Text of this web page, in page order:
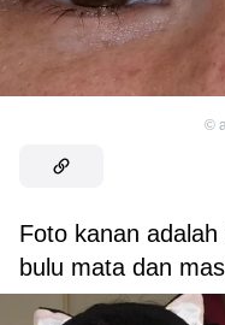
©
Foto kanan
bulu mata dan